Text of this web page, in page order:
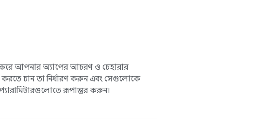
আপনার অ্যাপের আচরণ ও চেহারার
চান তা নির্ধারণ করুন এবং সেগুলোকে
রূপান্তর করুন।